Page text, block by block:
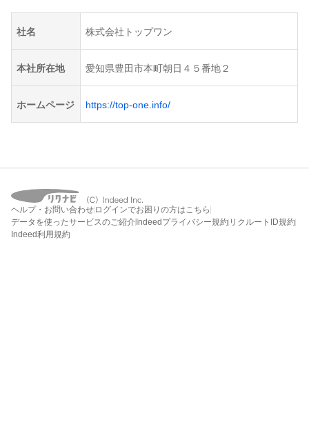
社名 株式会社トップワン
本社所在地 愛知県豊田市本町朝日４５番地２
ホームページ https://top-one.info/
ヘルプ・お問い合わせ ログインでお困りの方はこちら
データを使ったサービスのご紹介 Indeedプライバシー規約 リクルートID規約
Indeed利用規約